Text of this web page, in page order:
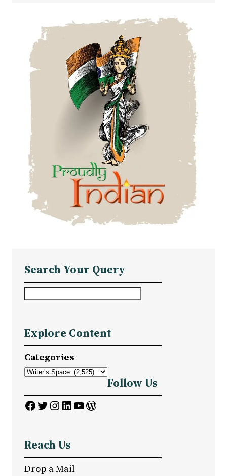
Search Your Query
r
c
h
Explore Content
Categories
Follow Us
Facebook Twitter InstagramLinkedIn YouTube WordPress
Reach Us
Drop a Mail